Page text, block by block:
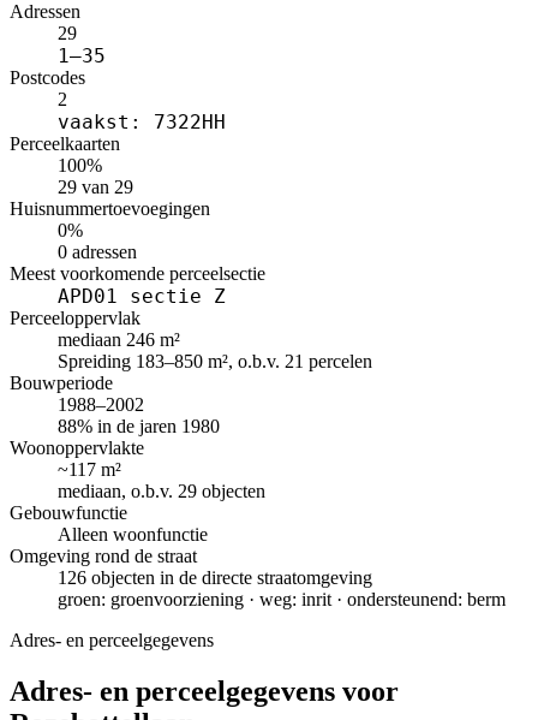
Adressen
29
1–35
Postcodes
2
vaakst: 7322HH
Perceelkaarten
100%
29 van 29
Huisnummertoevoegingen
0%
0 adressen
Meest voorkomende perceelsectie
APD01 sectie Z
Perceeloppervlak
mediaan 246 m²
Spreiding 183–850 m², o.b.v. 21 percelen
Bouwperiode
1988–2002
88% in de jaren 1980
Woonoppervlakte
~117 m²
mediaan, o.b.v. 29 objecten
Gebouwfunctie
Alleen woonfunctie
Omgeving rond de straat
126 objecten in de directe straatomgeving
groen: groenvoorziening · weg: inrit · ondersteunend: berm
Adres- en perceelgegevens
Adres- en perceelgegevens voor